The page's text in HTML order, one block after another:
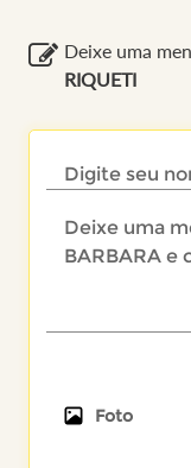
Deixe uma
RIQUETI
Foto